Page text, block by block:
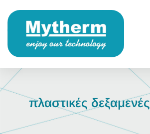
πλαστικές δεξαμενές